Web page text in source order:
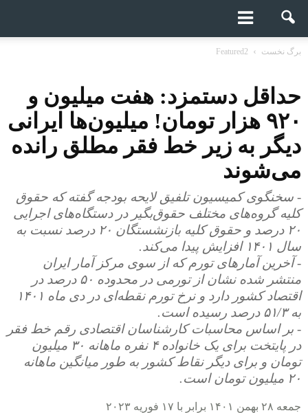
برگ نخست Featured2
حداقل دستمزد: هفت میلیون و
۹۲۰ هزار تومان! میلیون‌ها ایرانی
دیگر به زیر خط فقر مطلق رانده
می‌شوند
- سخنگوی کمیسیون تلفیق لایحه بودجه گفته که حقوق
کلیه گروه‌های مختلف حقوق‌بگیر در دستگاه‌های اجرایی
۲۰ درصد و حقوق کلیه بازنشستگان ۲۰ درصد نسبت به
سال ۱۴۰۱ افزایش پیدا می‌کند.
- آخرین آمارهای تورم که از سوی مرکز آمار ایران
منتشر شده نشان از تورمی در محدوده ۵۰ درصد در
اقتصاد کشور دارد و نرخ تورم نقطه‌ای در دی ماه ۱۴۰۱
به ۵۱/۳ درصد رسیده است.
- بر اساس محاسبات کارشناسان اقتصادی رقم خط فقر
در پایتخت برای یک خانواده ۴ نفره ماهانه ۳۰ میلیون
تومان و برای دیگر نقاط کشور به طور میانگین ماهانه
۲۰ میلیون تومان است.
جمعه ۲۸ بهمن ۱۴۰۱ برابر با ۱۷ فوریه ۲۰۲۳